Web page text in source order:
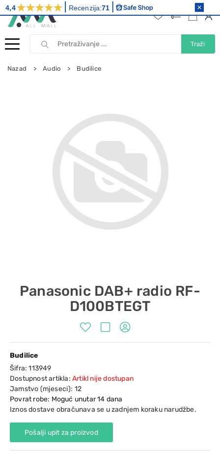
Traži
Nazad Audio Budilice
Panasonic DAB+ radio RF-
D100BTEGT
Budilice
Šifra:113949
Dostupnost artikla: Artikl nije dostupan
Jamstvo (mjeseci): 12
Povrat robe: Moguć unutar 14 dana
Iznos dostave obračunava se u zadnjem koraku narudžbe.
Pošalji upit za proizvod
4,4 Recenzija:71